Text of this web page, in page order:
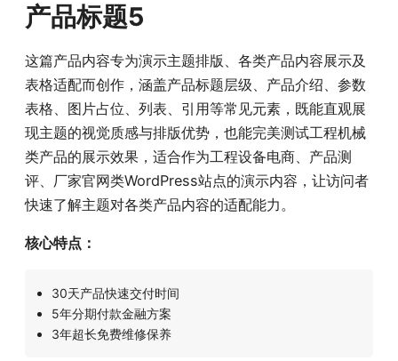
产品标题5
这篇产品内容专为演示主题排版、各类产品内容展示及
表格适配而创作，涵盖产品标题层级、产品介绍、参数
表格、图片占位、列表、引用等常见元素，既能直观展
现主题的视觉质感与排版优势，也能完美测试工程机械
类产品的展示效果，适合作为工程设备电商、产品测
评、厂家官网类WordPress站点的演示内容，让访问者
快速了解主题对各类产品内容的适配能力。
核心特点：
30天产品快速交付时间
5年分期付款金融方案
3年超长免费维修保养